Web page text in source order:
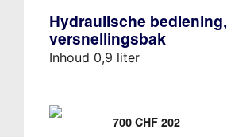
Hydraulische bediening,
versnellingsbak
Inhoud 0,9 liter
700 CHF 202